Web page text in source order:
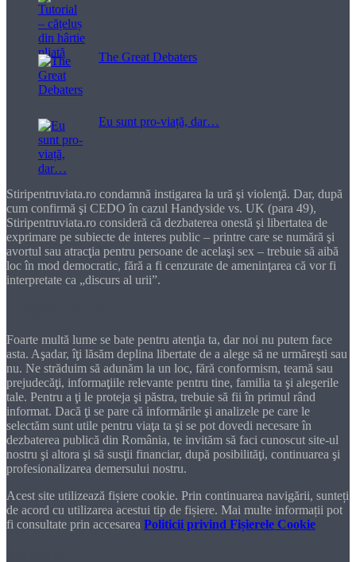
The Great Debaters
Eu sunt pro-viață, dar…
Stiripentruviata.ro condamnă instigarea la ură şi violenţă. Dar, după
cum confirmă şi CEDO în cazul Handyside vs. UK (para 49),
Stiripentruviata.ro consideră că dezbaterea onestă şi libertatea de
exprimare pe subiecte de interes public – printre care se numără şi
avortul sau atracţia pentru persoane de acelaşi sex – trebuie să aibă
loc în mod democratic, fără a fi cenzurate de ameninţarea că vor fi
interpretate ca „discurs al urii”.
Foarte multă lume se bate pentru atenţia ta, dar noi nu putem face
asta. Aşadar, îţi lăsăm deplina libertate de a alege să ne urmăreşti sau
nu. Ne străduim să adunăm la un loc, fără conformism, teamă sau
prejudecăţi, informaţiile relevante pentru tine, familia ta şi alegerile
tale. Pentru a ţi le proteja şi păstra, trebuie să fii în primul rând
informat. Dacă ţi se pare că informările şi analizele pe care le
selectăm sunt utile pentru viaţa ta şi se pot dovedi necesare în
dezbaterea publică din România, te invităm să faci cunoscut site-ul
nostru şi altora şi să susţii financiar, după posibilităţi, continuarea şi
profesionalizarea demersului nostru.
Acest site utilizează fișiere cookie. Prin continuarea navigării, sunteți
de acord cu utilizarea acestui tip de fișiere. Mai multe informații pot
fi consultate prin accesarea Politicii privind Fișierele Cookie